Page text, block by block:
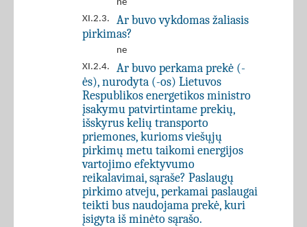
ne
XI.2.3.
Ar buvo vykdomas žaliasis
pirkimas?
ne
XI.2.4.
Ar buvo perkama prekė (-
ės), nurodyta (-os) Lietuvos
Respublikos energetikos ministro
įsakymu patvirtintame prekių,
išskyrus kelių transporto
priemones, kurioms viešųjų
pirkimų metu taikomi energijos
vartojimo efektyvumo
reikalavimai, sąraše? Paslaugų
pirkimo atveju, perkamai paslaugai
teikti bus naudojama prekė, kuri
įsigyta iš minėto sąrašo.